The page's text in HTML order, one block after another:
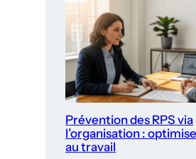
Prévention des RPS via
l’organisation :
au travail